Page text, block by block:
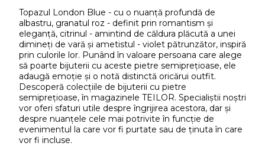
Topazul London Blue - cu o nuanță profundă de
albastru, granatul roz - definit prin romantism și
eleganță, citrinul - amintind de căldura plăcută a unei
dimineți de vară și ametistul - violet pătrunzător, inspiră
prin culorile lor. Punând în valoare persoana care alege
să poarte bijuterii cu aceste pietre semiprețioase, ele
adaugă emoție și o notă distinctă oricărui outfit.
Descoperă colecțiile de bijuterii cu pietre
semiprețioase, în magazinele TEILOR. Specialiștii noștri
vor oferi sfaturi utile despre îngrijirea acestora, dar și
despre nuanțele cele mai potrivite în funcție de
evenimentul la care vor fi purtate sau de ținuta în care
vor fi incluse.